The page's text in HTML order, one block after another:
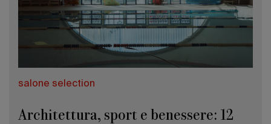
salone selection
Architettura, sport e benessere: 12